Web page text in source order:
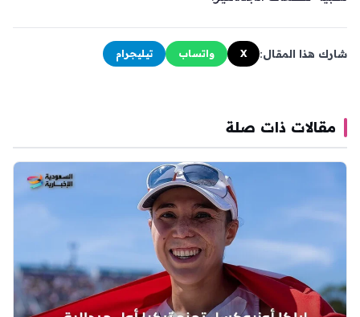
شارك هذا المقال: X واتساب تيليجرام
مقالات ذات صلة